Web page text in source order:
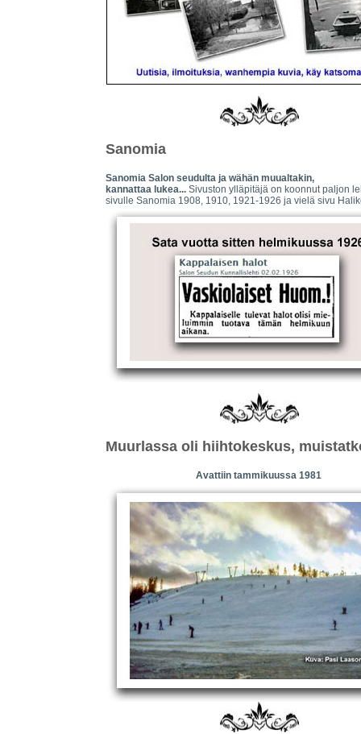
Sanomia
Sanomia Salon seudulta ja wähän muualtakin,
kannattaa lukea... Sivuston ylläpitäjä on koonnut paljon
sivulle Sanomia 1908, 1910, 1921-1926ja vielä sivu
Muurlassa oli hiihtokeskus,
Avattiin tammikuussa 1981